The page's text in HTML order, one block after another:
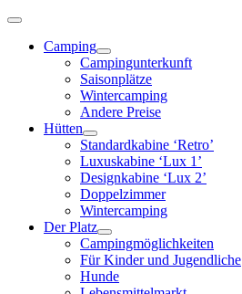
Skip
contentCamping
Campingunterkunft
Saisonplätze
Wintercamping
Andere Preise
Hütten
Standardkabine ‘Retro’
Luxuskabine ‘Lux 1’
Designkabine ‘Lux 2’
Doppelzimmer
Wintercamping
Der Platz
Campingmöglichkeiten
Für Kinder und Jugendliche
Hunde